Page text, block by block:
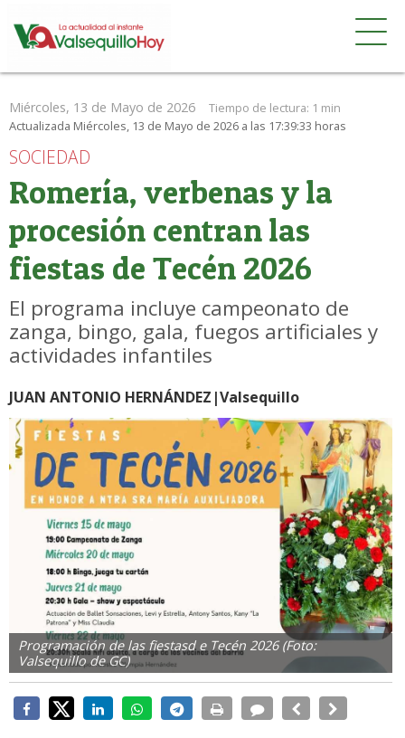
Miércoles, 13 de Mayo de 2026 Tiempo de lectura: 1 min
Actualizada Miércoles, 13 de Mayo de 2026 a las 17:39:33 horas
SOCIEDAD
Romería, verbenas y la
procesión centran las
fiestas de Tecén 2026
El programa incluye campeonato de
zanga, bingo, gala, fuegos artificiales y
actividades infantiles
JUAN ANTONIO HERNÁNDEZ|Valsequillo
Programación de las fiestasd e Tecén 2026 (Foto:
Valsequillo de GC)